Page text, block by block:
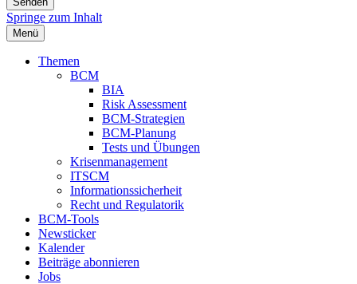
Springe zum Inhalt
Menü
Themen
BCM
BIA
Risk Assessment
BCM-Strategien
BCM-Planung
Tests und Übungen
Krisenmanagement
ITSCM
Informationssicherheit
Recht und Regulatorik
BCM-Tools
Newsticker
Kalender
Beiträge abonnieren
Jobs